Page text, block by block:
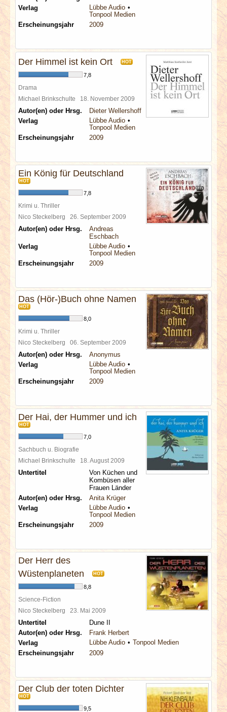
Verlag
Lübbe Audio
Tonpool Medien
Erscheinungsjahr
2009
Der Himmel ist kein Ort HOT
7,8
Drama
Michael Brinkschulte 18. November 2009
Autor(en) oder Hrsg.
Dieter Wellershoff
Verlag
Lübbe Audio
Tonpool Medien
Erscheinungsjahr
2009
Ein König für Deutschland
HOT
7,8
Krimi u. Thriller
Nico Steckelberg 26. September 2009
Autor(en) oder Hrsg.
Andreas
Eschbach
Verlag
Lübbe Audio
Tonpool Medien
Erscheinungsjahr
2009
Das (Hör-)Buch ohne Namen
HOT
8,0
Krimi u. Thriller
Nico Steckelberg 06. September 2009
Autor(en) oder Hrsg.
Anonymus
Verlag
Lübbe Audio
Tonpool Medien
Erscheinungsjahr
2009
Der Hai, der Hummer und ich
HOT
7,0
Sachbuch u. Biografie
Michael Brinkschulte 18. August 2009
Untertitel
Von Küchen und
Kombüsen aller
Frauen Länder
Autor(en) oder Hrsg.
Anita Krüger
Verlag
Lübbe Audio
Tonpool Medien
Erscheinungsjahr
2009
Der Herr des
Wüstenplaneten
HOT
8,8
Science-Fiction
Nico Steckelberg 23. Mai 2009
Untertitel
Dune II
Autor(en) oder Hrsg.
Frank Herbert
Verlag
Lübbe Audio
Tonpool Medien
Erscheinungsjahr
2009
Der Club der toten Dichter
HOT
9,5